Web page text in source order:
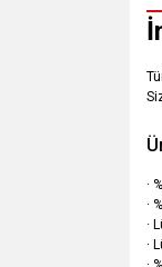
·
·
·
·